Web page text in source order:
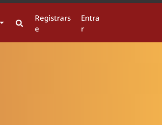
Registrars
e
Entra
r